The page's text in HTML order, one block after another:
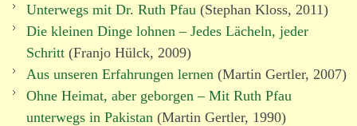
Unterwegs mit Dr. Ruth Pfau (Stephan Kloss, 2011)
Die kleinen Dinge lohnen – Jedes Lächeln, jeder
Schritt(Franjo Hülck, 2009)
Aus unseren Erfahrungen lernen (Martin Gertler, 2007)
Ohne Heimat, aber geborgen – Mit Ruth Pfau
unterwegs in Pakistan (Martin Gertler, 1990)